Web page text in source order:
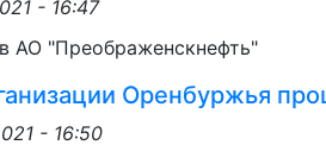
- 16:47
Оренбуржья
- 16:50